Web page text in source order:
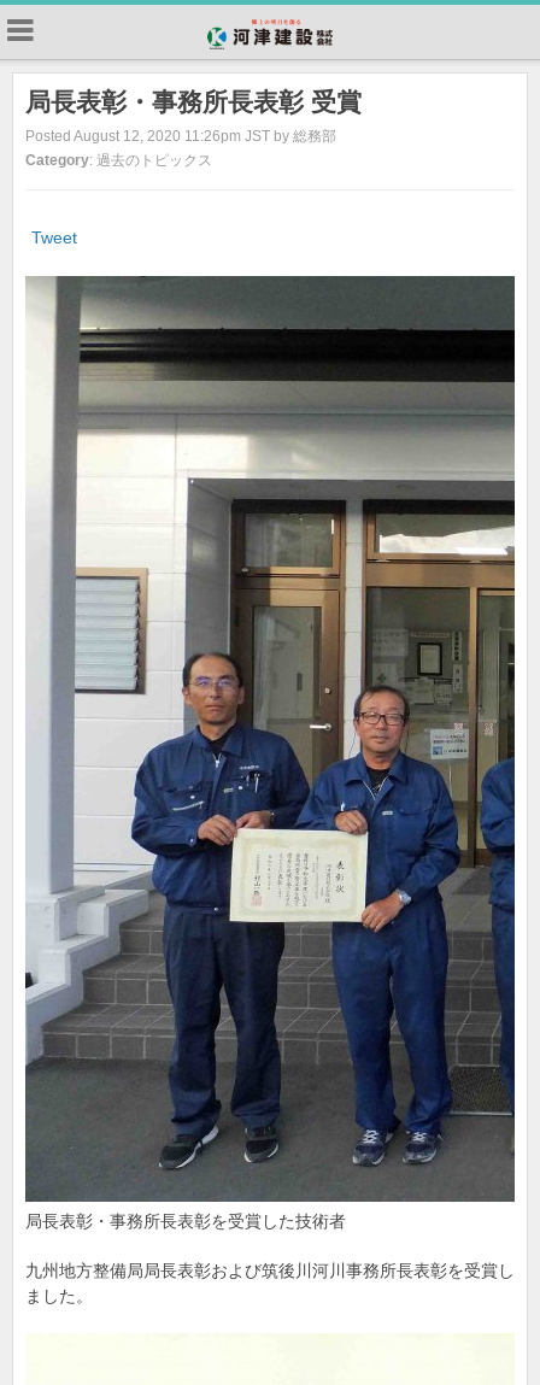
局長表彰・事務所長表彰 受賞
Posted August 12, 2020 11:26pm JST by 総務部
Category: 過去のトピックス
Tweet
局長表彰・事務所長表彰を受賞した技術者
九州地方整備局局長表彰および筑後川河川事務所長表彰を受賞し
ました。